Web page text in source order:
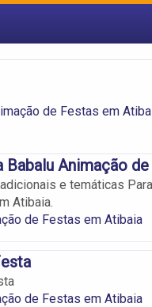
de Festas em
Babalu Animação
e temáticas
Atibaia.
de Festas em Atibaia
de Festas em Atibaia